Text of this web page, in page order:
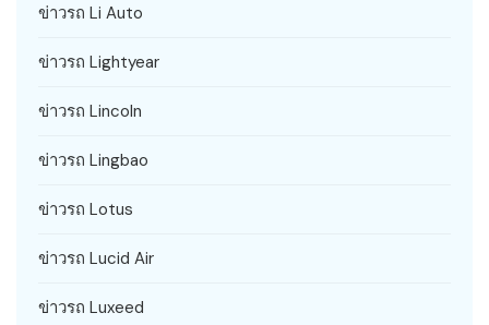
ข่าวรถ Li Auto
ข่าวรถ Lightyear
ข่าวรถ Lincoln
ข่าวรถ Lingbao
ข่าวรถ Lotus
ข่าวรถ Lucid Air
ข่าวรถ Luxeed